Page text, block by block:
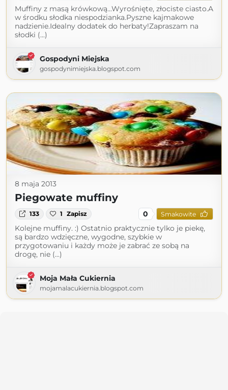
Muffiny z masą krówkową...Wyrośnięte, złociste ciasto.A
w środku słodka niespodzianka.Pyszne kajmakowe
nadzienie.Idealny dodatek do herbaty!Zapraszam na
słodki (...)
Gospodyni Miejska
gospodynimiejska.blogspot.com
8 maja 2013
Piegowate muffiny
133 1 Zapisz 0 Smakowite
Kolejne muffiny. :) Ostatnio praktycznie tylko je piekę,
są bardzo wdzięczne, wygodne, szybkie w
przygotowaniu i każdy może je zabrać ze sobą na
drogę, nie (...)
Moja Mała Cukiernia
mojamalacukiernia.blogspot.com